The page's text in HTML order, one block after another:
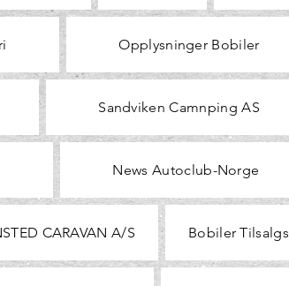
Opplysninger Bobiler
Sandviken Camnping AS
News Autoclub-Norge
CARAVAN A/S Bobiler Tilsalgs